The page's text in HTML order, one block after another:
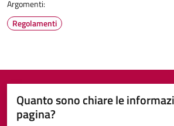
Argomenti:
Regolamenti
Quanto sono chiare le
pagina?